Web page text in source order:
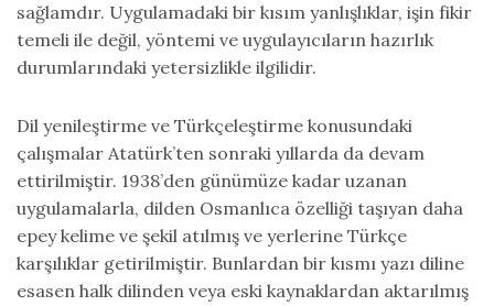
sağlamdır. Uygulamadaki bir kısım yanlışlıklar, işin fikir
temeli ile değil, yöntemi ve uygulayıcıların hazırlık
durumlarındaki yetersizlikle ilgilidir.
Dil yenileştirme ve Türkçeleştirme konusundaki
çalışmalar Atatürk’ten sonraki yıllarda da devam
ettirilmiştir. 1938’den günümüze kadar uzanan
uygulamalarla, dilden Osmanlıca özelliği taşıyan daha
epey kelime ve şekil atılmış ve yerlerine Türkçe
karşılıklar getirilmiştir. Bunlardan bir kısmı yazı diline
esasen halk dilinden veya eski kaynaklardan aktarılmış